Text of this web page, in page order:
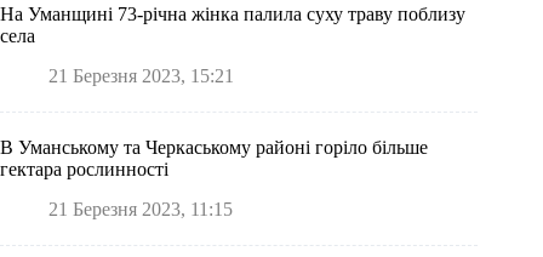
На Уманщині 73-річна жінка палила суху траву поблизу
села
21 Березня 2023, 15:21
В Уманському та Черкаському районі горіло більше
гектара рослинності
21 Березня 2023, 11:15